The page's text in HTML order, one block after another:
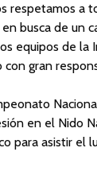
respetamos a
busca de un
equipos de la
gran
en el Nido
para asistir el